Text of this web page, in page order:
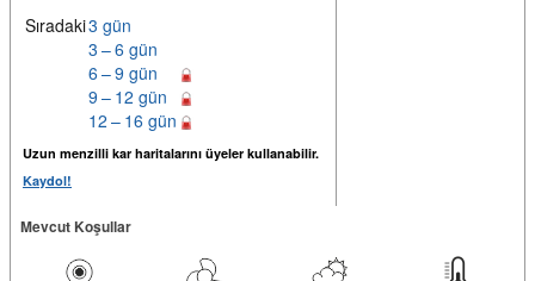
Sıradaki3 gün
3 – 6 gün
6 – 9 gün
9 – 12 gün
12 – 16 gün
Uzun menzilli kar haritalarını üyeler kullanabilir.
Kaydol!
Mevcut Koşullar